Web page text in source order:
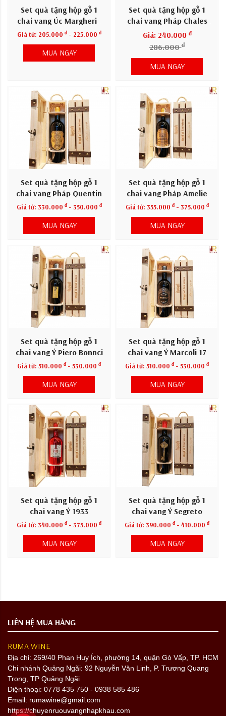
Set quà tặng hộp gỗ 1
chai vang Úc Margheria
đỏ
Giá từ: 205.000 đ- 225.000 đ
MUA NGAY
Set quà tặng hộp gỗ 1
chai vang Pháp Chales
Gary
Giá: 240.000 đ
286.000đ
MUA NGAY
Set quà tặng hộp gỗ 1
chai vang Pháp Quentin
Giá từ: 330.000 đ- 350.000 đ
MUA NGAY
Set quà tặng hộp gỗ 1
chai vang Pháp Amelie
Giá từ: 355.000 đ- 375.000 đ
MUA NGAY
Set quà tặng hộp gỗ 1
chai vang Ý Piero Bonnci
Giá từ: 510.000 đ - 530.000 đ
MUA NGAY
Set quà tặng hộp gỗ 1
chai vang Ý Marcoli 17
Giá từ: 510.000 đ - 530.000 đ
MUA NGAY
Set quà tặng hộp gỗ 1
chai vang Ý 1933
Giá từ: 340.000 đ - 375.000 đ
MUA NGAY
Set quà tặng hộp gỗ 1
chai vang Ý Segreto
Giá từ: 390.000 đ - 410.000 đ
MUA NGAY
LIÊN HỆ MUA HÀNG
RUMA WINE
Địa chỉ: 269/40 Phan Huy Ích, phường 14, quận Gò Vấp, TP. HCM
Chi nhánh Quảng Ngãi: 92 Nguyễn Văn Linh, P. Trương Quang
Trọng, TP Quảng Ngãi
Điện thoại: 0778 435 750 - 0938 585 486
Email: rumawine@gmail.com
https://chuyenruouvangnhapkhau.com